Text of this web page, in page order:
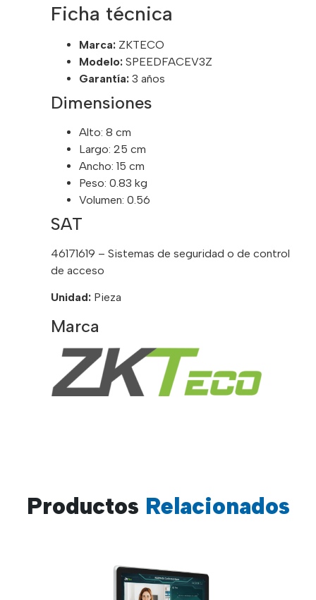
Ficha técnica
Marca: ZKTECO
Modelo: SPEEDFACEV3Z
Garantía: 3 años
Dimensiones
Alto: 8 cm
Largo: 25 cm
Ancho: 15 cm
Peso: 0.83 kg
Volumen: 0.56
SAT
46171619 – Sistemas de seguridad o de control
de acceso
Unidad: Pieza
Marca
Productos Relacionados